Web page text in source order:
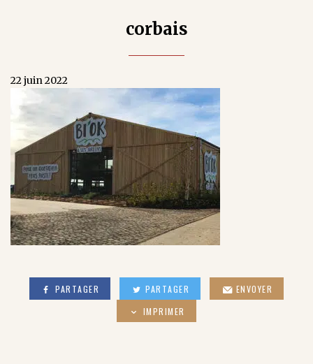
corbais
22 juin 2022
PARTAGER PARTAGER
ENVOYER
IMPRIMER